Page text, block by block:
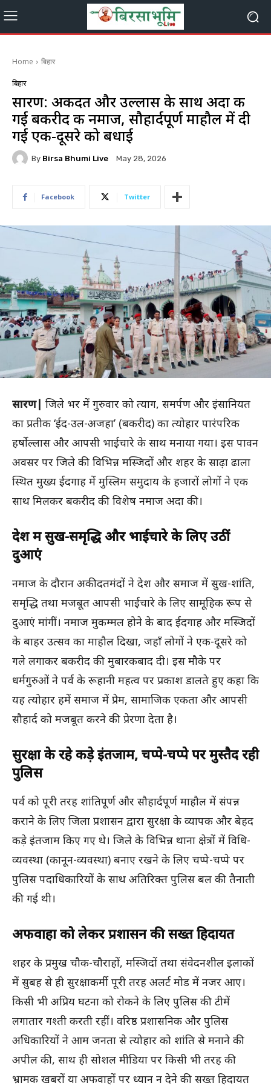
Home बिहार
बिहार
सारण: अकीदत और उल्लास के साथ अदा की
गई बकरीद की नमाज, सौहार्दपूर्ण माहौल में दी
गई एक-दूसरे को बधाई
By Birsa Bhumi Live May 28, 2026
Facebook Twitter
सारण| जिले भर में गुरुवार को त्याग, समर्पण और इंसानियत
का प्रतीक ‘ईद-उल-अजहा’ (बकरीद) का त्योहार पारंपरिक
हर्षोल्लास और आपसी भाईचारे के साथ मनाया गया। इस पावन
अवसर पर जिले की विभिन्न मस्जिदों और शहर के साढ़ा ढाला
स्थित मुख्य ईदगाह में मुस्लिम समुदाय के हजारों लोगों ने एक
साथ मिलकर बकरीद की विशेष नमाज अदा की।
देश में सुख-समृद्धि और भाईचारे के लिए उठीं
दुआएं
नमाज के दौरान अकीदतमंदों ने देश और समाज में सुख-शांति,
समृद्धि तथा मजबूत आपसी भाईचारे के लिए सामूहिक रूप से
दुआएं मांगीं। नमाज मुकम्मल होने के बाद ईदगाह और मस्जिदों
के बाहर उत्सव का माहौल दिखा, जहाँ लोगों ने एक-दूसरे को
गले लगाकर बकरीद की मुबारकबाद दी। इस मौके पर
धर्मगुरुओं ने पर्व के रूहानी महत्व पर प्रकाश डालते हुए कहा कि
यह त्योहार हमें समाज में प्रेम, सामाजिक एकता और आपसी
सौहार्द को मजबूत करने की प्रेरणा देता है।
सुरक्षा के रहे कड़े इंतजाम, चप्पे-चप्पे पर मुस्तैद रही
पुलिस
पर्व को पूरी तरह शांतिपूर्ण और सौहार्दपूर्ण माहौल में संपन्न
कराने के लिए जिला प्रशासन द्वारा सुरक्षा के व्यापक और बेहद
कड़े इंतजाम किए गए थे। जिले के विभिन्न थाना क्षेत्रों में विधि-
व्यवस्था (कानून-व्यवस्था) बनाए रखने के लिए चप्पे-चप्पे पर
पुलिस पदाधिकारियों के साथ अतिरिक्त पुलिस बल की तैनाती
की गई थी।
अफवाहों को लेकर प्रशासन की सख्त हिदायत
शहर के प्रमुख चौक-चौराहों, मस्जिदों तथा संवेदनशील इलाकों
में सुबह से ही सुरक्षाकर्मी पूरी तरह अलर्ट मोड में नजर आए।
किसी भी अप्रिय घटना को रोकने के लिए पुलिस की टीमें
लगातार गश्ती करती रहीं। वरिष्ठ प्रशासनिक और पुलिस
अधिकारियों ने आम जनता से त्योहार को शांति से मनाने की
अपील की, साथ ही सोशल मीडिया पर किसी भी तरह की
भ्रामक खबरों या अफवाहों पर ध्यान न देने की सख्त हिदायत